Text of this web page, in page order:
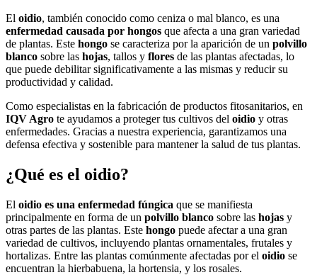
El oidio, también conocido como ceniza o mal blanco, es una
enfermedad causada por hongos que afecta a una gran variedad
de plantas. Este hongo se caracteriza por la aparición de un polvillo
blanco sobre las hojas, tallos y flores de las plantas afectadas, lo
que puede debilitar significativamente a las mismas y reducir su
productividad y calidad.
Como especialistas en la fabricación de productos fitosanitarios, en
IQV Agro te ayudamos a proteger tus cultivos del oidio y otras
enfermedades. Gracias a nuestra experiencia, garantizamos una
defensa efectiva y sostenible para mantener la salud de tus plantas.
¿Qué es el oidio?
El oidio es una enfermedad fúngica que se manifiesta
principalmente en forma de un polvillo blanco sobre las hojas y
otras partes de las plantas. Este hongo puede afectar a una gran
variedad de cultivos, incluyendo plantas ornamentales, frutales y
hortalizas. Entre las plantas comúnmente afectadas por el oidio se
encuentran la hierbabuena, la hortensia, y los rosales.